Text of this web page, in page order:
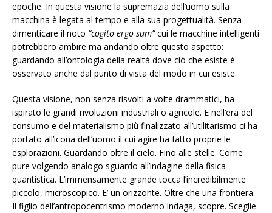
epoche. In questa visione la supremazia dell’uomo sulla
macchina è legata al tempo e alla sua progettualità. Senza
dimenticare il noto “cogito ergo sum”cui le macchine intelligenti
potrebbero ambire ma andando oltre questo aspetto:
guardando all’ontologia della realtà dove ciò che esiste è
osservato anche dal punto di vista del modo in cui esiste.
Questa visione, non senza risvolti a volte drammatici, ha
ispirato le grandi rivoluzioni industriali o agricole. E nell’era del
consumo e del materialismo più finalizzato all’utilitarismo ci ha
portato all’icona dell’uomo il cui agire ha fatto proprie le
esplorazioni. Guardando oltre il cielo. Fino alle stelle. Come
pure volgendo analogo sguardo all’indagine della fisica
quantistica. L’immensamente grande tocca l’incredibilmente
piccolo, microscopico. E’ un orizzonte. Oltre che una frontiera.
Il figlio dell’antropocentrismo moderno indaga, scopre. Sceglie